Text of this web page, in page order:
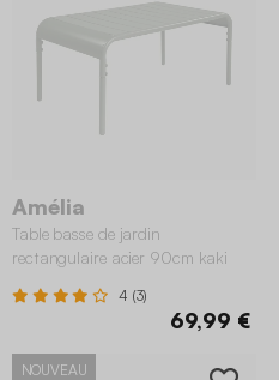
Amélia
Table basse de jardin
rectangulaire acier 90cm kaki
4 (3)
69,99 €
NOUVEAU